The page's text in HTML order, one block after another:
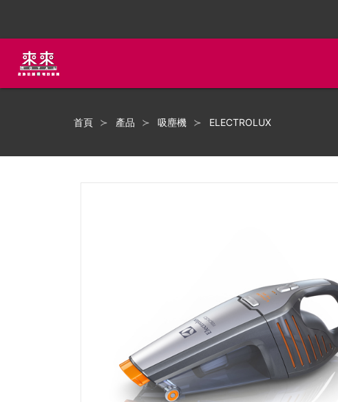
首頁 產品 吸塵機 ELECTROLUX